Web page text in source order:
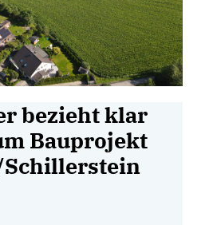
bezieht klar
Bauprojekt